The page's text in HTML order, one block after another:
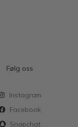
Følg oss
Instagram
Facebook
Snapchat